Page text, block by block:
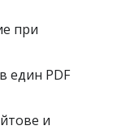
при
един PDF
и